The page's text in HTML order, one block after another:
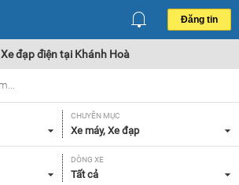
Đăng tin
Xe đạp điện tại Khánh Hoà
CHUYÊN MỤC
Xe máy, Xe đạp
DÒNG XE
Tất cả